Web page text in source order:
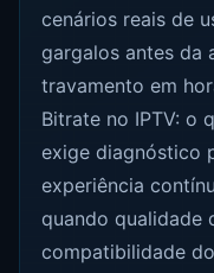
cenários reais de
gargalos antes da
travamento em
Bitrate no IPTV: o
exige diagnóstico
experiência
quando qualidade
compatibilidade